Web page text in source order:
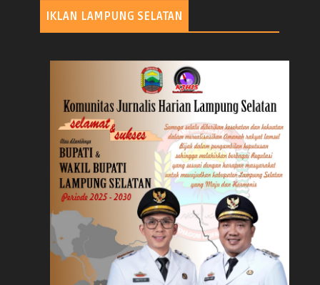
IKLAN LAMPUNG SELATAN